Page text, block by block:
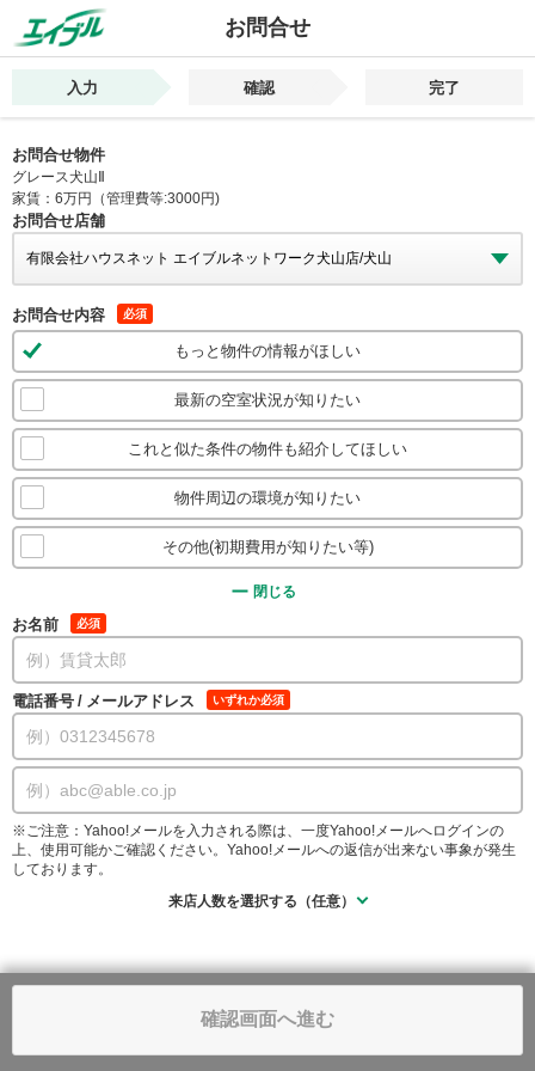
お問合せ
入力 確認 完了
お問合せ物件
グレース犬山Ⅱ
家賃：6万円（管理費等:3000円)
お問合せ店舗
お問合せ内容 必須
もっと物件の情報がほしい
最新の空室状況が知りたい
これと似た条件の物件も紹介してほしい
物件周辺の環境が知りたい
その他(初期費用が知りたい等)
閉じる
お名前 必須
電話番号 / メールアドレス いずれか必須
※ご注意：Yahoo!メールを入力される際は、一度Yahoo!メールへログインの
上、使用可能かご確認ください。Yahoo!メールへの返信が出来ない事象が発生
しております。
来店人数を選択する（任意）
確認画面へ進む